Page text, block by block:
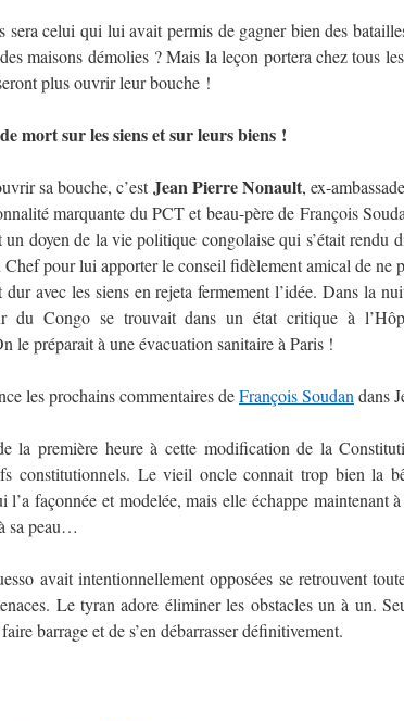
sera celui qui lui avait permis de gagner bien des
maisons démolies ? Mais la leçon portera chez tous
plus ouvrir leur bouche !
mort sur les siens et sur leurs biens !
sa bouche, c’estJean Pierre Nonault, ex-
marquante du PCT et beau-père de François
doyen de la vie politique congolaise qui s’était rendu
pour lui apporter le conseil fidèlement amical de ne
avec les siens en rejeta fermement l’idée. Dans la
du Congo se trouvait dans un état critique à
le préparait à une évacuation sanitaire à Paris !
les prochains commentaires deFrançois Soudan dans
la première heure à cette modification de la
constitutionnels. Le vieil oncle connait trop bien la
façonnée et modelée, mais elle échappe maintenant
sa peau…
avait intentionnellement opposées se retrouvent
Le tyran adore éliminer les obstacles un à un.
barrage et de s’en débarrasser définitivement.